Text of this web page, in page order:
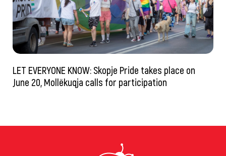
LET EVERYONE KNOW: Skopje Pride takes place on
June 20, Mollëkuqja calls for participation